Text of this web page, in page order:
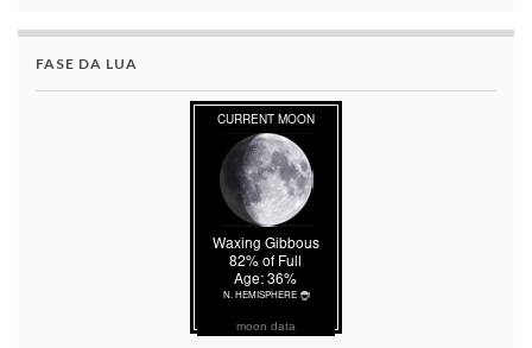
FASE DA LUA
moon data